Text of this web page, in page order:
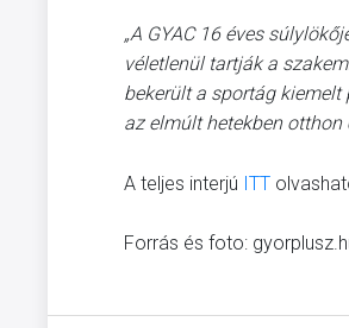
„A GYAC 16 éves
véletlenül tartják a
bekerült a sportág kiemelt
az elmúlt hetekben otthon
A teljes interjú ITT
Forrás és foto: